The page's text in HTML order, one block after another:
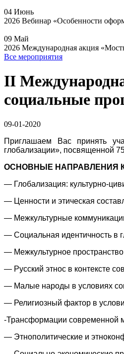
04 Июнь
2026 Вебинар «Особенности
09 Май
2026 Международная акция
Все мероприятия
II
социальные
09-01-2020
Приглашаем Вас принять
глобализации», посвященной
ОСНОВНЫЕ НАПРАВЛЕНИЯ
— Глобализация: культурно-
— Ценности и этическая
— Межкультурные
— Социальная идентичность в
— Межкультурное
— Русский этнос в контексте
— Малые народы в условиях
— Религиозный фактор в
-Трансформации современной
— Этнополитические и